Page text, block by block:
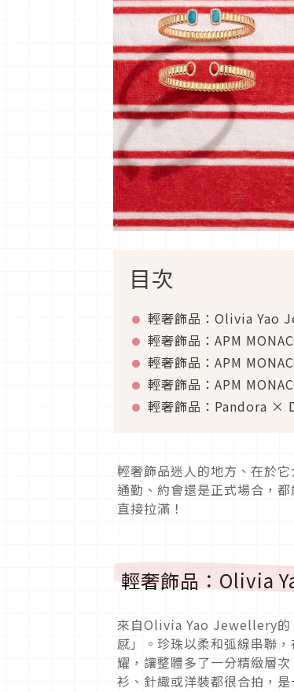
目次
輕奢飾品：Olivia Yao
輕奢飾品：APM
輕奢飾品：APM
輕奢飾品：APM
輕奢飾品：Pandora ×
輕奢飾品迷人的地方、在於
通勤、約會還是正式場合，
直接拉滿！
輕奢飾品：Olivia
來自Olivia Yao Jewellery的
感」。珍珠以柔和弧線串聯
耀，讓整體多了一分精緻層
衫、針織或洋裝都很合拍，